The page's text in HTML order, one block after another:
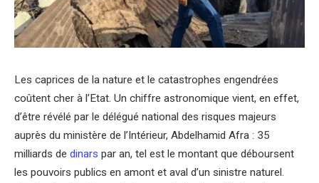
Les caprices de la nature et le catastrophes engendrées
coûtent cher à l’Etat. Un chiffre astronomique vient, en effet,
d’être révélé par le délégué national des risques majeurs
auprès du ministère de l’Intérieur, Abdelhamid Afra : 35
milliards de dinars par an, tel est le montant que déboursent
les pouvoirs publics en amont et aval d’un sinistre naturel.